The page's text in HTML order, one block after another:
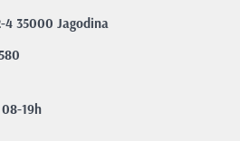
4 35000 Jagodina
19h